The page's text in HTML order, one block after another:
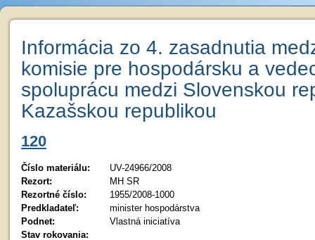
Informácia zo 4. zasadnutia
komisie pre hospodársku a
spoluprácu medzi Slovenskou
Kazašskou republikou
120
Číslo materiálu:
UV-24966/2008
Rezort:
MH SR
Rezortné číslo:
1955/2008-1000
Predkladateľ:
minister hospodárstva
Podnet:
Vlastná iniciatíva
Stav rokovania: